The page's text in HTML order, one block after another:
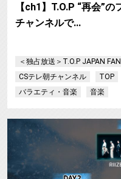
【ch1】T.O.P “再会”
チャンネルで…
＜独占放送＞T.O.P JAPAN
CSテレ朝チャンネル
TOP
バラエティ・音楽
音楽